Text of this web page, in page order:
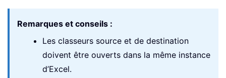
Remarques et conseils :
Les classeurs source et de destination
doivent être ouverts dans la même instance
d’Excel.